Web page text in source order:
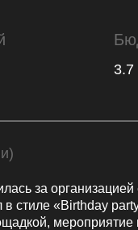
за
стиле «Birthday